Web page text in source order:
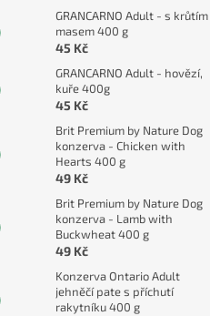
GRANCARNO Adult - s krůtím
masem 400 g
45 Kč
GRANCARNO Adult - hovězí,
kuře 400g
45 Kč
Brit Premium by Nature Dog
konzerva - Chicken with
Hearts 400 g
49 Kč
Brit Premium by Nature Dog
konzerva - Lamb with
Buckwheat 400 g
49 Kč
Konzerva Ontario Adult
jehněčí pate s příchutí
rakytníku 400 g